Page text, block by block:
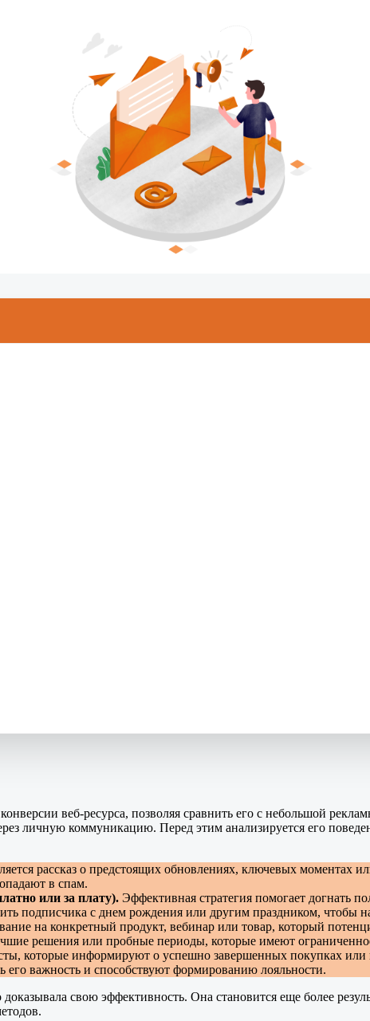
веб-ресурса, позволяя сравнить его с небольшой
личную коммуникацию. Перед этим анализируется его
рассказ о предстоящих обновлениях, ключевых моментах
в спам.
или за плату). Эффективная стратегия помогает догнать
подписчика с днем рождения или другим праздником, чтобы
на конкретный продукт, вебинар или товар, который
решения или пробные периоды, которые имеют
которые информируют о успешно завершенных покупках или
его важность и способствуют формированию лояльности.
свою эффективность. Она становится еще более